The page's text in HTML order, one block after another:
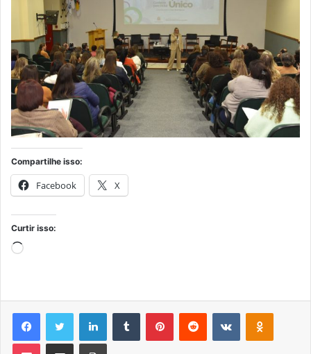
Compartilhe isso:
Facebook X
Curtir isso:
Carregando...
FacebookTwitter LinkedinTumblr PinterestReddit VK OK
Pocket Compartilhar via e-mail Imprimir